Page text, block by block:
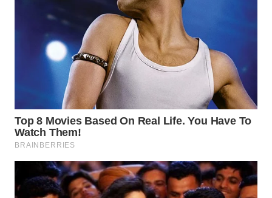
WN
TAPANULI
TENGAH
WN
TEBING
TINGGI
WN